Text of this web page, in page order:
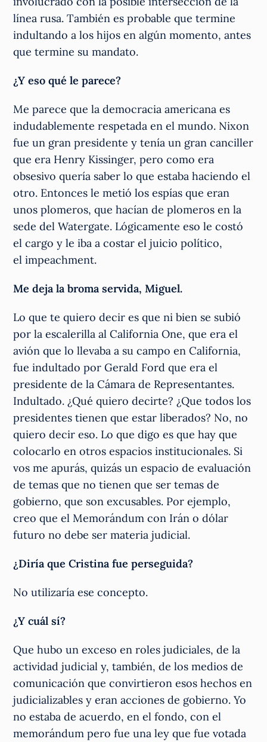
línea rusa. También es probable que termine
indultando a los hijos en algún momento, antes
que termine su mandato.
¿Y eso qué le parece?
Me parece que la democracia americana es
indudablemente respetada en el mundo. Nixon
fue un gran presidente y tenía un gran canciller
que era Henry Kissinger, pero como era
obsesivo quería saber lo que estaba haciendo el
otro. Entonces le metió los espías que eran
unos plomeros, que hacían de plomeros en la
sede del Watergate. Lógicamente eso le costó
el cargo y le iba a costar el juicio político,
el impeachment.
Me deja la broma servida, Miguel.
Lo que te quiero decir es que ni bien se subió
por la escalerilla al California One, que era el
avión que lo llevaba a su campo en California,
fue indultado por Gerald Ford que era el
presidente de la Cámara de Representantes.
Indultado. ¿Qué quiero decirte? ¿Que todos los
presidentes tienen que estar liberados? No, no
quiero decir eso. Lo que digo es que hay que
colocarlo en otros espacios institucionales. Si
vos me apurás, quizás un espacio de evaluación
de temas que no tienen que ser temas de
gobierno, que son excusables. Por ejemplo,
creo que el Memorándum con Irán o dólar
futuro no debe ser materia judicial.
¿Diría que Cristina fue perseguida?
No utilizaría ese concepto.
¿Y cuál sí?
Que hubo un exceso en roles judiciales, de la
actividad judicial y, también, de los medios de
comunicación que convirtieron esos hechos en
judicializables y eran acciones de gobierno. Yo
no estaba de acuerdo, en el fondo, con el
memorándum pero fue una ley que fue votada